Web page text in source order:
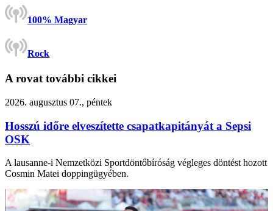
100% Magyar
Rock
A rovat további cikkei
2026. augusztus 07., péntek
Hosszú időre elveszítette csapatkapitányát a Sepsi
OSK
A lausanne-i Nemzetközi Sportdöntőbíróság végleges döntést hozott
Cosmin Matei doppingügyében.